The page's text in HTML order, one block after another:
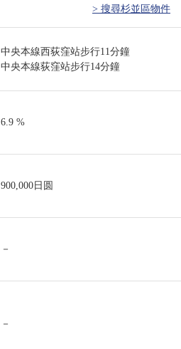
> 搜尋杉並區物件
中央本線西荻窪站步行11分鐘
中央本線荻窪站步行14分鐘
6.9 %
900,000日圆
－
－